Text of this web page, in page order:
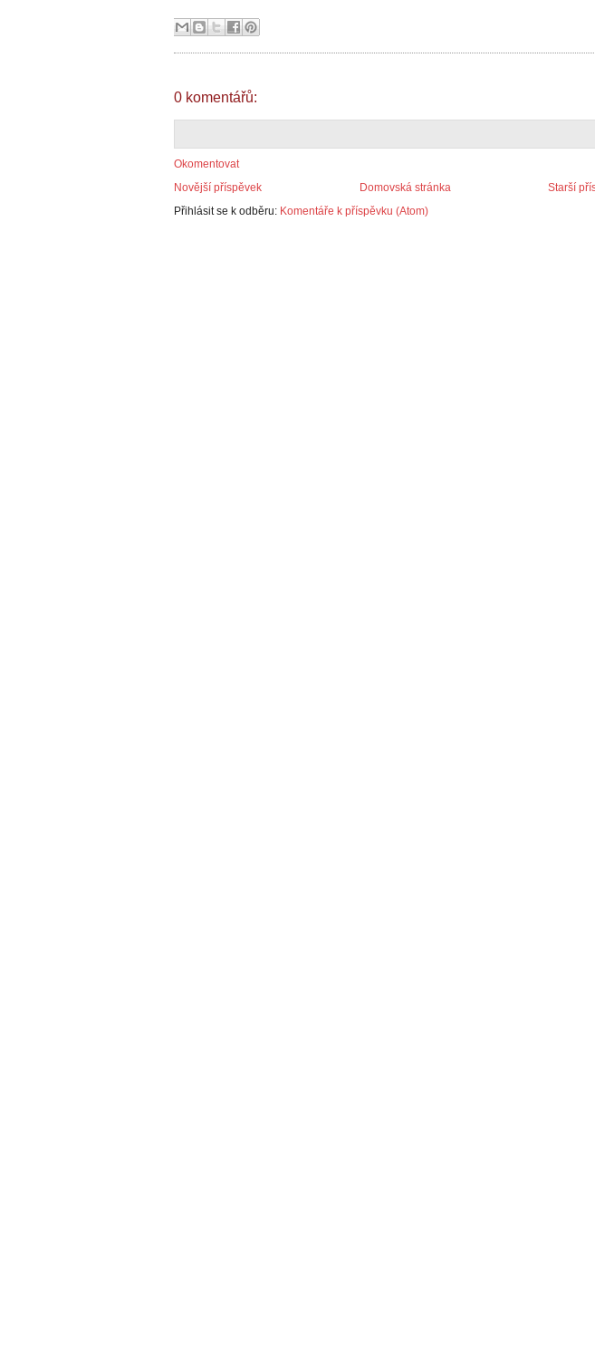
0 komentářů:
Okomentovat
Novější příspěvek
Starší
Domovská stránka
Přihlásit se k odběru: Komentáře k příspěvku (Atom)